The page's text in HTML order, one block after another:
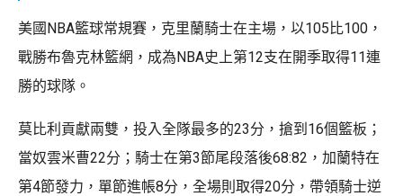
美國NBA籃球常規賽，克里蘭騎士在主場，以105比100，
戰勝布魯克林籃網，成為NBA史上第12支在開季取得11連
勝的球隊。
莫比利貢獻兩雙，投入全隊最多的23分，搶到16個籃板；
當奴雲米曹22分；騎士在第3節尾段落後68:82，加蘭特在
第4節發力，單節進帳8分，全場則取得20分，帶領騎士逆